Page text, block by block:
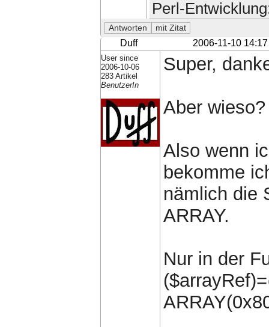
Perl-
Duff 2006-11-10 14:17
User since
2006-10-06
283 Artikel
BenutzerIn
Super,
Aber wieso?
Also wenn
bekomme
nämlich die
ARRAY.
Nur in der